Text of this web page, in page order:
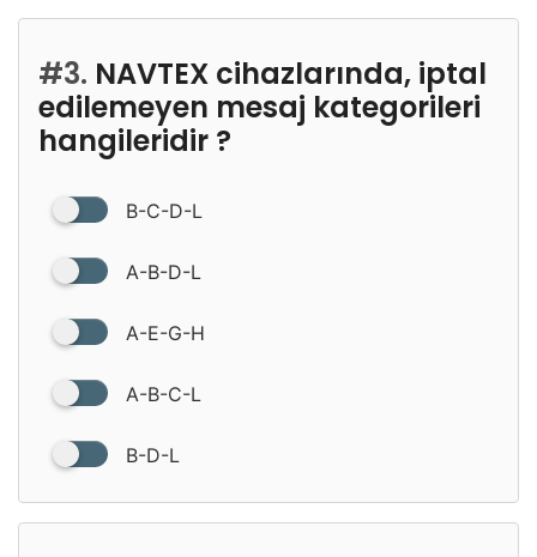
#3. NAVTEX cihazlarında, iptal
edilemeyen mesaj kategorileri
hangileridir ?
B-C-D-L
A-B-D-L
A-E-G-H
A-B-C-L
B-D-L